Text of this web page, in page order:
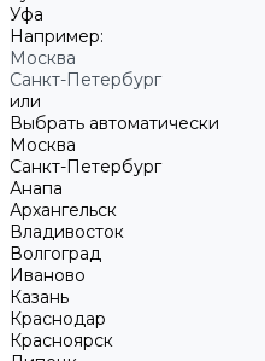
Уфа
Например:
Москва
Санкт-Петербург
или
Выбрать автоматически
Москва
Санкт-Петербург
Анапа
Архангельск
Владивосток
Волгоград
Иваново
Казань
Краснодар
Красноярск